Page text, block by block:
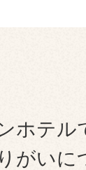
ホテル
がいに